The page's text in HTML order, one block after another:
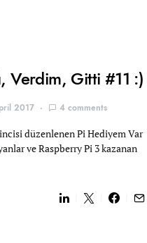
Verdim, Gitti #11 :)
2017 4 comments
düzenlenen Pi Hediyem Var
ve Raspberry Pi 3 kazanan